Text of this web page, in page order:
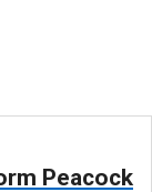
Peacock